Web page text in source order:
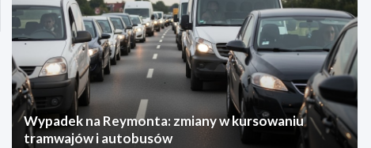
Wypadek na Reymonta: zmiany w kursowaniu
tramwajów i autobusów